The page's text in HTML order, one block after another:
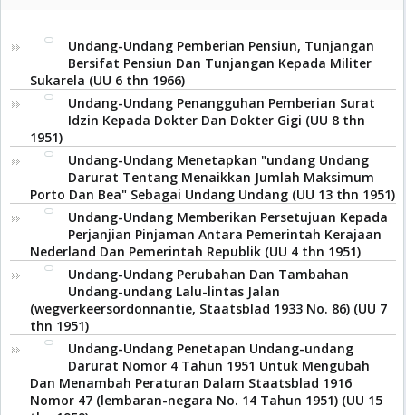
Undang-Undang Pemberian Pensiun, Tunjangan
Bersifat Pensiun Dan Tunjangan Kepada Militer
Sukarela (UU 6 thn 1966)
Undang-Undang Penangguhan Pemberian Surat
Idzin Kepada Dokter Dan Dokter Gigi (UU 8 thn
1951)
Undang-Undang Menetapkan "undang Undang
Darurat Tentang Menaikkan Jumlah Maksimum
Porto Dan Bea" Sebagai Undang Undang (UU 13 thn 1951)
Undang-Undang Memberikan Persetujuan Kepada
Perjanjian Pinjaman Antara Pemerintah Kerajaan
Nederland Dan Pemerintah Republik (UU 4 thn 1951)
Undang-Undang Perubahan Dan Tambahan
Undang-undang Lalu-lintas Jalan
(wegverkeersordonnantie, Staatsblad 1933 No. 86) (UU 7
thn 1951)
Undang-Undang Penetapan Undang-undang
Darurat Nomor 4 Tahun 1951 Untuk Mengubah
Dan Menambah Peraturan Dalam Staatsblad 1916
Nomor 47 (lembaran-negara No. 14 Tahun 1951) (UU 15